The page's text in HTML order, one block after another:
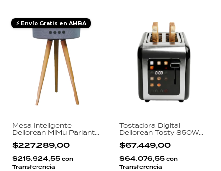
⚡ Envío Gratis en AMBA
Mesa Inteligente
Dellorean MiMu Parlante
Bluetooth 60W Carga
Inalámbrica 10W Batería
10000mAh Diseño
Nórdico
$227.289,00
$215.924,55 con
Transferencia
Tostadora Digital
Dellorean Tosty 850W
Pantalla LCD 6 Niveles 9
Funciones Acero
Inoxidable Negro
$67.449,00
$64.076,55 con
Transferencia